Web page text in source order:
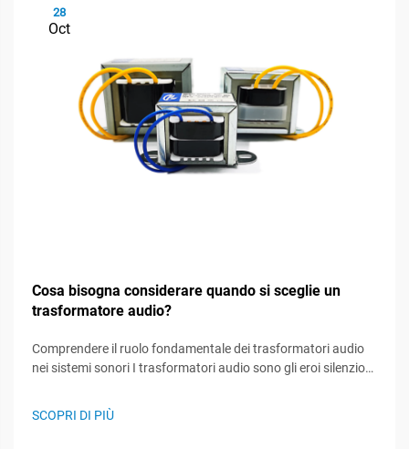
28
Oct
Cosa bisogna considerare quando si sceglie un
trasformatore audio?
Comprendere il ruolo fondamentale dei trasformatori audio
nei sistemi sonori I trasformatori audio sono gli eroi silenziosi
mantenimento dell'integrità del segnale e nell'assicurare
prestazioni audio ottimali. Questi componenti specializzati...
SCOPRI DI PIÙ